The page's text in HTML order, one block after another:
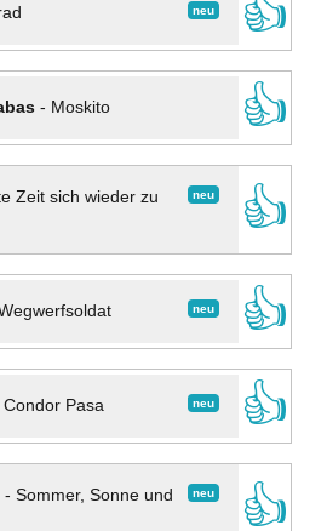
neu
👍
- Moskito
👍
neu
Zeit sich wieder zu
👍
neu
👍
neu
Condor Pasa
👍
neu
- Sommer, Sonne und
👍